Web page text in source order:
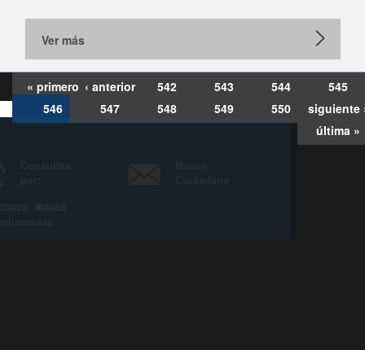
Ver más
« primero ‹ anterior 542 543 544
545
546
547 548 549 550
siguiente
última »